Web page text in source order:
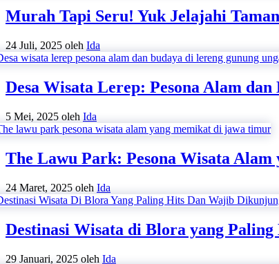
Murah Tapi Seru! Yuk Jelajahi
24 Juli, 2025 oleh Ida
Desa Wisata Lerep: Pesona Alam
5 Mei, 2025 oleh Ida
The Lawu Park: Pesona Wisata
24 Maret, 2025 oleh Ida
Destinasi Wisata di Blora yang
29 Januari, 2025 oleh Ida